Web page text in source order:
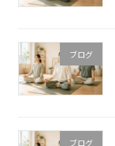
ブログ
ブログ